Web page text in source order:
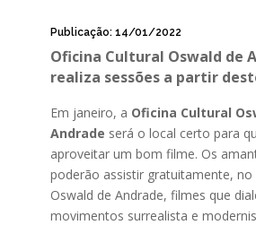
Publicação: 14/01/2022
Oficina Cultural Oswald de
realiza sessões a partir
Em janeiro, a Oficina Cultural
Andrade será o local certo para
aproveitar um bom filme. Os
poderão assistir gratuitamente, no
Oswald de Andrade, filmes que
movimentos surrealista e